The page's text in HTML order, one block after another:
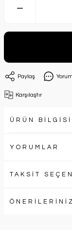
Paylaş
Karşılaştır
ÜRÜN BİLGİSİ
YORUMLAR
TAKSİT
ÖNERİLERİNİZ